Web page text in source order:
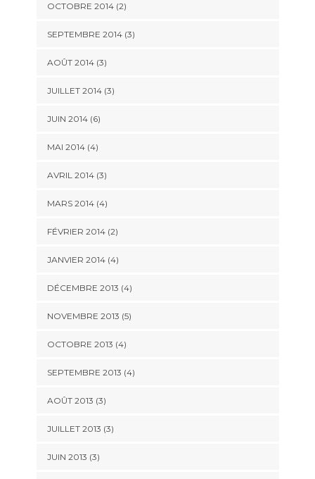
OCTOBRE 2014(2)
SEPTEMBRE 2014(3)
AOÛT 2014(3)
JUILLET 2014(3)
JUIN 2014(6)
MAI 2014(4)
AVRIL 2014(3)
MARS 2014(4)
FÉVRIER 2014(2)
JANVIER 2014(4)
DÉCEMBRE 2013 (4)
NOVEMBRE 2013 (5)
OCTOBRE 2013 (4)
SEPTEMBRE 2013 (4)
AOÛT 2013 (3)
JUILLET 2013 (3)
JUIN 2013 (3)